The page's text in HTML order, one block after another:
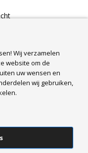
Realisatie
en
Wij verzamelen
website om de
uw wensen en
wij gebruiken,